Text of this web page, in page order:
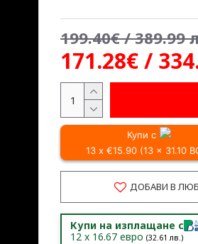
171.28€ /
199.40€ / 389.99
Купи с
13 x €15.90 (13 x 31.10
ДОБАВИ В
Купи на изплащане с
12 x 16.67 евро (32.61 лв.)